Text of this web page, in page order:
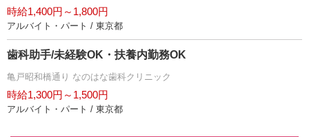
時給1,400円～1,800円
アルバイト・パート / 東京都
歯科助手/未経験OK・扶養内勤務OK
亀戸昭和橋通り なのはな歯科クリニック
時給1,300円～1,500円
アルバイト・パート / 東京都